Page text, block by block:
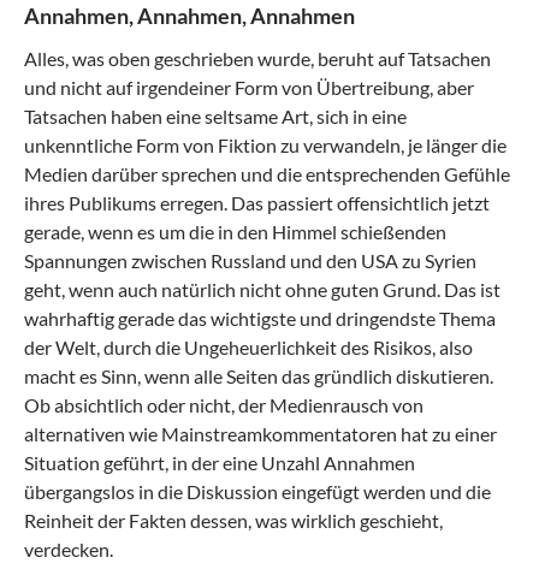
Annahmen, Annahmen, Annahmen
Alles, was oben geschrieben wurde, beruht auf Tatsachen
und nicht auf irgendeiner Form von Übertreibung, aber
Tatsachen haben eine seltsame Art, sich in eine
unkenntliche Form von Fiktion zu verwandeln, je länger die
Medien darüber sprechen und die entsprechenden Gefühle
ihres Publikums erregen. Das passiert offensichtlich jetzt
gerade, wenn es um die in den Himmel schießenden
Spannungen zwischen Russland und den USA zu Syrien
geht, wenn auch natürlich nicht ohne guten Grund. Das ist
wahrhaftig gerade das wichtigste und dringendste Thema
der Welt, durch die Ungeheuerlichkeit des Risikos, also
macht es Sinn, wenn alle Seiten das gründlich diskutieren.
Ob absichtlich oder nicht, der Medienrausch von
alternativen wie Mainstreamkommentatoren hat zu einer
Situation geführt, in der eine Unzahl Annahmen
übergangslos in die Diskussion eingefügt werden und die
Reinheit der Fakten dessen, was wirklich geschieht,
verdecken.